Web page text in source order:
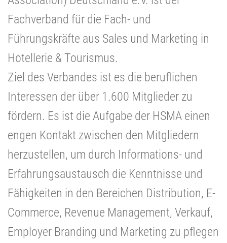
Fachverband für die Fach- und
Führungskräfte aus Sales und Marketing in
Hotellerie & Tourismus.
Ziel des Verbandes ist es die beruflichen
Interessen der über 1.600 Mitglieder zu
fördern. Es ist die Aufgabe der HSMA einen
engen Kontakt zwischen den Mitgliedern
herzustellen, um durch Informations- und
Erfahrungsaustausch die Kenntnisse und
Fähigkeiten in den Bereichen Distribution, E-
Commerce, Revenue Management, Verkauf,
Employer Branding und Marketing zu pflegen